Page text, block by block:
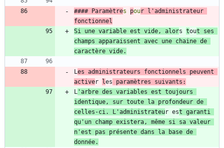
#### Paramètres pour l'administrateur
Si une variable est vide, alors tout ses
champs apparaissent avec une chaine de
Les administrateurs fonctionnels peuvent
activer les paramètres suivants:
L 'arbre des variables est toujours
identique, sur toute la profondeur de
celles-ci. L'administrateur est garanti
qu'un champ existera, même si sa valeur
n'est pas présente dans la base de
donnée.